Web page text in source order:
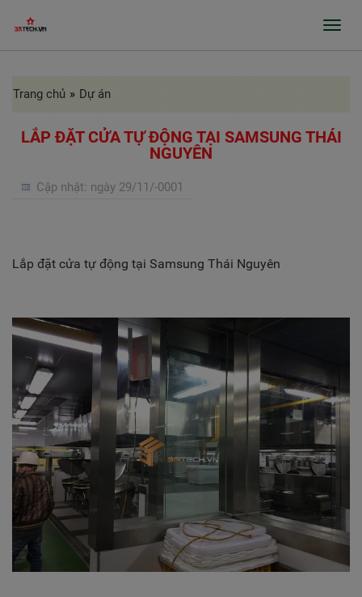
GIỚI THIỆU
SẢN PHẨM
PROFILE
GIA CÔNG THEO ĐƠN ĐẶT HÀNG
TIN TỨC
TUYỂN DỤNG
LIÊN HỆ
Trang chủ » Dự án
LẮP ĐẶT CỬA TỰ ĐỘNG TẠI SAMSUNG THÁI
NGUYÊN
Cập nhật: ngày 29/11/-0001
Lắp đặt cửa tự động tại Samsung Thái Nguyên